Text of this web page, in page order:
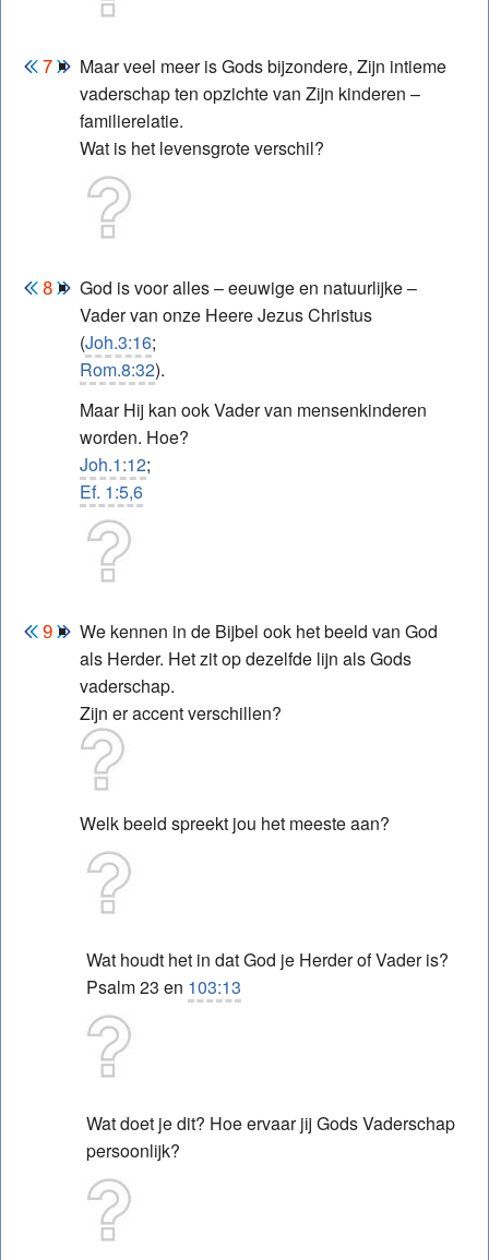
Maar veel meer is Gods bijzondere, Zijn intieme
vaderschap ten opzichte van Zijn kinderen –
familierelatie.
Wat is het levensgrote verschil?
God is voor alles – eeuwige en natuurlijke –
Vader van onze Heere Jezus Christus
(Joh.3:16;
Rom.8:32).
Maar Hij kan ook Vader van mensenkinderen
worden. Hoe?
Joh.1:12;
Ef. 1:5,6
We kennen in de Bijbel ook het beeld van God
als Herder. Het zit op dezelfde lijn als Gods
vaderschap.
Zijn er accent verschillen?
Welk beeld spreekt jou het meeste aan?
Wat houdt het in dat God je Herder of Vader is?
Psalm 23 en 103:13
Wat doet je dit? Hoe ervaar jij Gods Vaderschap
persoonlijk?